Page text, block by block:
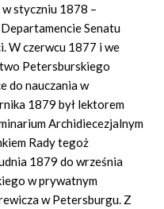
styczniu 1878 –
Senatu
W czerwcu 1877 i we
Petersburskiego
do nauczania w
1879 był lektorem
Archidiecezjalnym
Rady tegoż
1879 do września
w prywatnym
w Petersburgu. Z